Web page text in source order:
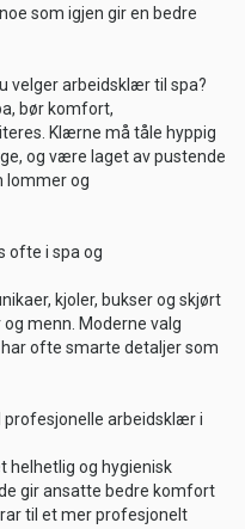
som igjen gir en bedre
velger arbeidsklær til spa?
bør komfort,
Klærne må tåle hyppig
og være laget av pustende
lommer og
ofte i spa og
kjoler, bukser og skjørt
menn. Moderne valg
ofte smarte detaljer som
arbeidsklær i
helhetlig og hygienisk
gir ansatte bedre komfort
til et mer profesjonelt